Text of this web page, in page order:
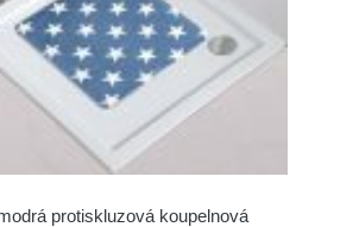
protiskluzová koupelnová